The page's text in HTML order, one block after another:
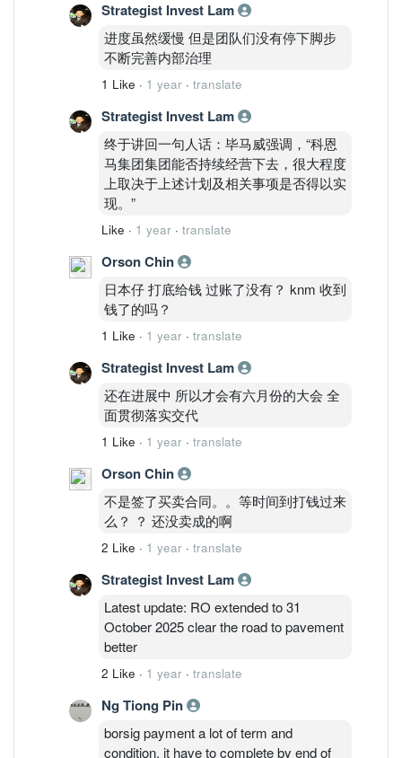
Strategist Invest Lam
进度虽然缓慢 但是团队们没有停下脚步
不断完善内部治理
1 Like · 1 year · translate
Strategist Invest Lam
终于讲回一句人话：毕马威强调，“科恩
马集团集团能否持续经营下去，很大程度
上取决于上述计划及相关事项是否得以实
现。”
Like · 1 year · translate
Orson Chin
日本仔 打底给钱 过账了没有？ knm 收到
钱了的吗？
1 Like · 1 year · translate
Strategist Invest Lam
还在进展中 所以才会有六月份的大会 全
面贯彻落实交代
1 Like · 1 year · translate
Orson Chin
不是签了买卖合同。。等时间到打钱过来
么？ ？ 还没卖成的啊
2 Like · 1 year · translate
Strategist Invest Lam
Latest update: RO extended to 31
October 2025 clear the road to pavement
better
2 Like · 1 year · translate
Ng Tiong Pin
borsig payment a lot of term and
condition, it have to complete by end of